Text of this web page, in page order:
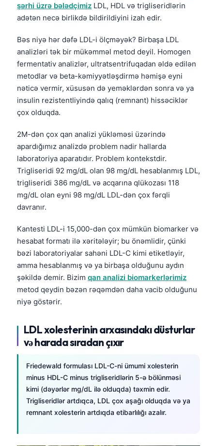
şərhi üzrə bələdçimiz LDL, HDL və trigliseridlərin
adətən necə birlikdə bildirildiyini izah edir.
Bəs niyə hər dəfə LDL-i ölçməyək? Birbaşa LDL
analizləri tək bir mükəmməl metod deyil. Homogen
fermentativ analizlər, ultratsentrifuqadan əldə edilən
metodlar və beta-kəmiyyətləşdirmə həmişə eyni
nəticə vermir, xüsusən də yeməklərdən sonra və ya
insulin rezistentliyində qalıq (remnant) hissəciklər
çox olduqda.
2M-dən çox qan analizi yükləməsi üzərində
apardığımız analizdə problem nadir hallarda
laboratoriya aparatıdır. Problem kontekstdir.
Trigliseridi 92 mg/dL olan 98 mg/dL hesablanmış LDL,
trigliseridi 386 mg/dL və acqarına qlükozası 118
mg/dL olan eyni 98 mg/dL LDL-dən çox fərqli
davranır.
Kantesti LDL-i 15,000-dən çox mümkün biomarker və
hesabat formatı ilə xəritələyir; bu önəmlidir, çünki
bəzi laboratoriyalar sahəni LDL-C kimi etiketləyir,
amma hesablanmış və ya birbaşa olduğunu aydın
şəkildə demir. Bizim qan analizi biomarkerlərimiz
metod qeydin bəzən rəqəmdən daha vacib olduğunu
niyə göstərir.
LDL xolesterinin arxasındakı düsturlar
və harada sıradan çıxır
Friedewald formulası LDL-C-ni ümumi xolesterin
minus HDL-C minus trigliseridlərin 5-ə bölünməsi
kimi (dəyərlər mg/dL ilə olduqda) təxmin edir.
Trigliseridlər artdıqca, LDL çox aşağı olduqda və ya
remnant xolesterin artdıqda etibarlılığı azalır.